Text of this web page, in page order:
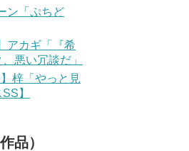
ン「ぷちど
アカギ「『希
悪い冗談だ」
梓「やっと見
】
品）